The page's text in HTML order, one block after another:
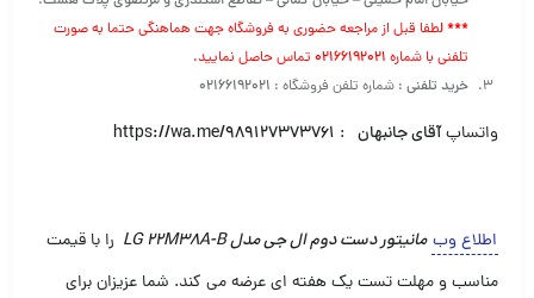
*** لطفا قبل از مراجعه حضوری به فروشگاه جهت هماهنگی حتما به صورت
تلفنی با شماره ۰۲۱۶۶۱۹۲۰۲۱ تماس حاصل نمایید.
خرید تلفنی : شماره تلفن فروشگاه : ۰۲۱۶۶۱۹۲۰۲۱
واتساپآقای جانبهان :
https://wa.me/989127373761
اطلاع وب مانیتور دست دوم ال جی مدل LG 22M38A-B
را با قیمت
مناسب و مهلت تست یک هفته ای عرضه می کند. شما عزیزان برای